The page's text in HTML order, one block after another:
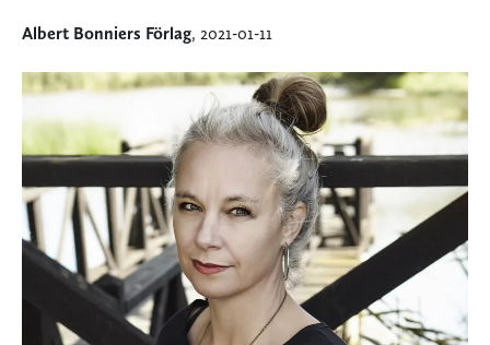
Albert Bonniers Förlag, 2021-01-11